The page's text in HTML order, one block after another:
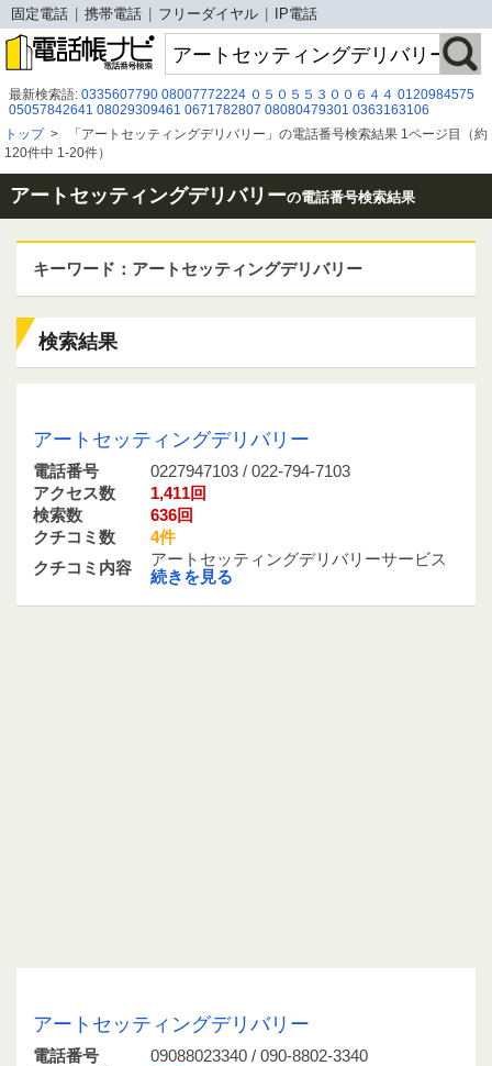
固定電話 携帯電話 フリーダイヤル IP電話
最新検索語: 0335607790 08007772224 ０５０５５３００６４４ 0120984575
05057842641 08029309461 0671782807 08080479301 0363163106
03-6365-1163
0368975614
０８００５００９７６６ 05054976466 05035030177 0120-929-090
0368975581 08019256368
0154250502 0671660351 ０５７０５５０９８７
トップ>
「アートセッティングデリバリー」の電話番号検索結果 1ページ目（約
120件中 1-20件）
アートセッティングデリバリーの電話番号検索結果
キーワード：アートセッティングデリバリー
検索結果
アートセッティングデリバリー
電話番号
0227947103 / 022-794-7103
アクセス数
1,411回
検索数
636回
クチコミ数
4件
クチコミ内容
アートセッティングデリバリーサービス
続きを見る
アートセッティングデリバリー
電話番号
09088023340 / 090-8802-3340